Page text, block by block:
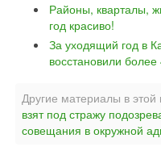
Районы, кварталы,
год красиво!
За уходящий год в
восстановили
Другие материалы в этой
взят под стражу
совещания в окружной